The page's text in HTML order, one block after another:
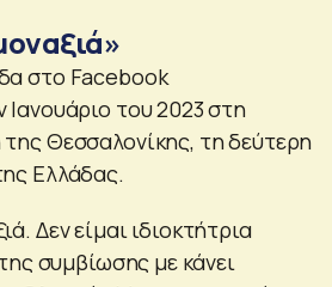
στο Facebook
του 2023 στη
Θεσσαλονίκης, τη δεύτερη
Ελλάδας.
Δεν είμαι ιδιοκτήτρια
συμβίωσης με κάνει